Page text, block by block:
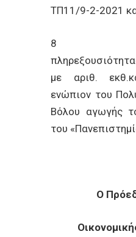
ΤΠ11/9-2-2021
8 Παροχή
με αριθ.
ενώπιον του
Βόλου αγωγής
του
Ο